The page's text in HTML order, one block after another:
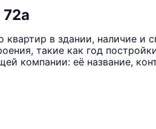
72а
в здании, наличие и
такие как год
компании: её название,